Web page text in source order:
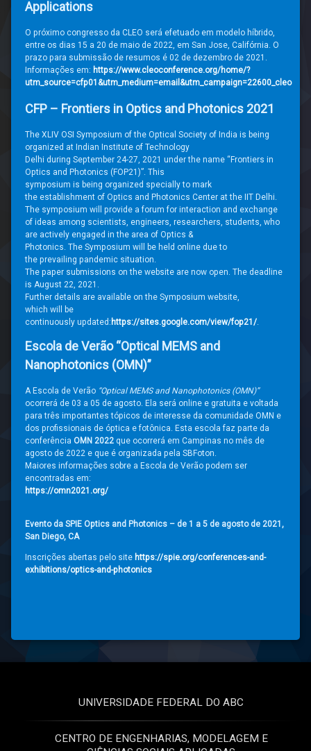
Applications
O próximo congresso da CLEO será efetuado em modelo híbrido,
entre os dias 15 a 20 de maio de 2022, em San Jose, Califórnia. O
prazo para submissão de resumos é 02 de dezembro de 2021.
Informações em: https://www.cleoconference.org/home/?
utm_source=cfp01&utm_medium=email&utm_campaign=22600_cleo
CFP – Frontiers in Optics and Photonics 2021
The XLIV OSI Symposium of the Optical Society of India is being
organized at Indian Institute of Technology
Delhi during September 24-27, 2021 under the name “Frontiers in
Optics and Photonics (FOP21)”. This
symposium is being organized specially to mark
the establishment of Optics and Photonics Center at the IIT Delhi.
The symposium will provide aforum for interaction and exchange
of ideas among scientists, engineers, researchers, students, who
are actively engaged in the area of Optics &
Photonics. The Symposium will
be held online due to
the prevailing pandemic situation.
The paper submissions on the website are now open. The deadline
is August 22, 2021.
Further details are available on the Symposium website,
which will be
continuously updated: https://sites.google.com/view/fop21/
Escola de Verão “Optical MEMS and
Nanophotonics (OMN)”
A Escola de Verão “Optical MEMS and Nanophotonics (OMN)”
ocorrerá de 03 a 05 de agosto. Ela será online e gratuita e voltada
para três importantes tópicos de interesse da comunidade OMN e
dos profissionais de óptica e fotônica. Esta escola faz parte da
conferência OMN 2022 que ocorrerá em Campinas no mês de
agosto de 2022 e que é organizada pela SBFoton.
Maiores informações sobre a Escola de Verão podem ser
encontradas em:
https://omn2021.org/
Evento da SPIE Optics and Photonics – de 1 a 5 de agosto de 2021,
San Diego, CA
Inscrições abertas pelo site https://spie.org/conferences-and-
exhibitions/optics-and-photonics
UNIVERSIDADE FEDERAL DO ABC
CENTRO DE ENGENHARIAS, MODELAGEM E